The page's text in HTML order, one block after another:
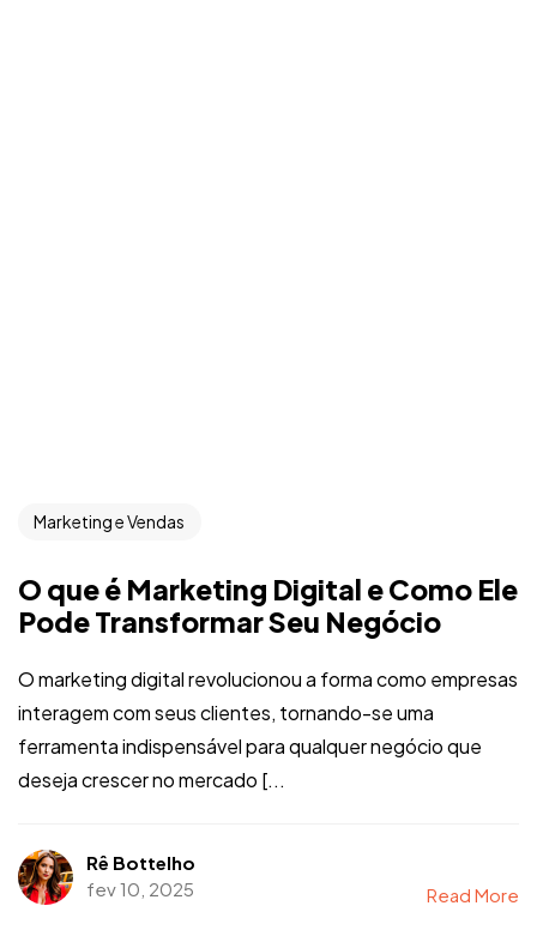
Marketing e Vendas
O que é Marketing Digital e Como Ele
Pode Transformar Seu Negócio
O marketing digital revolucionou a forma como empresas
interagem com seus clientes, tornando-se uma
ferramenta indispensável para qualquer negócio que
deseja crescer no mercado [...
Rê Bottelho
fev 10, 2025
Read More